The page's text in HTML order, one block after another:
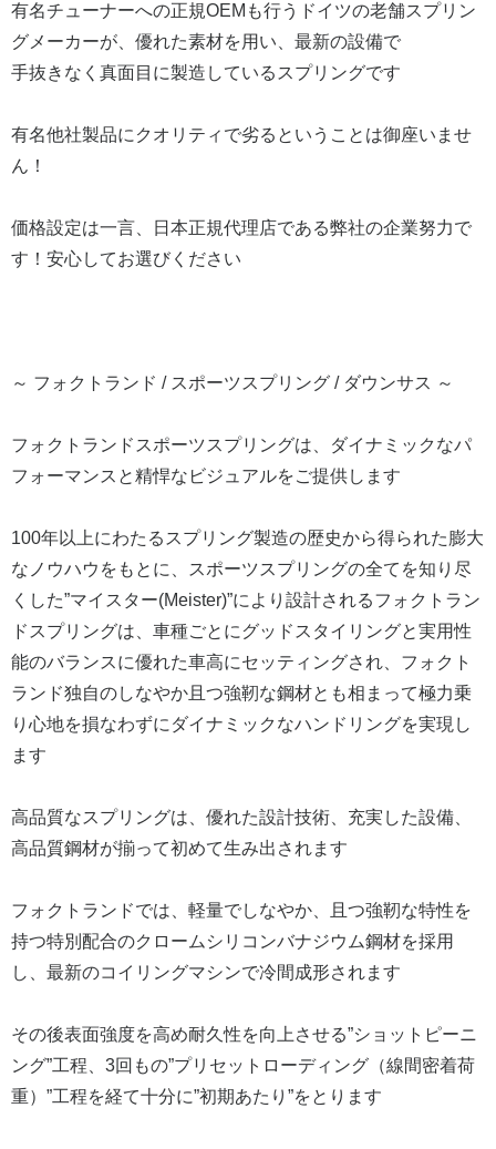
有名チューナーへの正規OEMも行うドイツの老舗スプリン
グメーカーが、優れた素材を用い、最新の設備で
手抜きなく真面目に製造しているスプリングです
有名他社製品にクオリティで劣るということは御座いませ
ん！
価格設定は一言、日本正規代理店である弊社の企業努力で
す！安心してお選びください
～ フォクトランド / スポーツスプリング / ダウンサス ～
フォクトランドスポーツスプリングは、ダイナミックなパ
フォーマンスと精悍なビジュアルをご提供します
100年以上にわたるスプリング製造の歴史から得られた膨大
なノウハウをもとに、スポーツスプリングの全てを知り尽
くした”マイスター(Meister)”により設計されるフォクトラン
ドスプリングは、車種ごとにグッドスタイリングと実用性
能のバランスに優れた車高にセッティングされ、フォクト
ランド独自のしなやか且つ強靭な鋼材とも相まって極力乗
り心地を損なわずにダイナミックなハンドリングを実現し
ます
高品質なスプリングは、優れた設計技術、充実した設備、
高品質鋼材が揃って初めて生み出されます
フォクトランドでは、軽量でしなやか、且つ強靭な特性を
持つ特別配合のクロームシリコンバナジウム鋼材を採用
し、最新のコイリングマシンで冷間成形されます
その後表面強度を高め耐久性を向上させる”ショットピーニ
ング”工程、3回もの”プリセットローディング（線間密着荷
重）”工程を経て十分に”初期あたり”をとります